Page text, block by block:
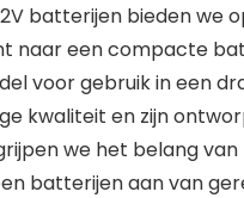
batterijen bieden we
naar een compacte
voor gebruik in een
kwaliteit en zijn
we het belang
batterijen aan van